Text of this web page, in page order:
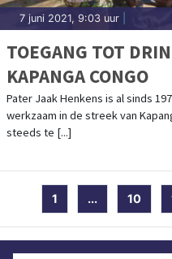
7 juni 2021, 9:03 uur
TOEGANG TOT
KAPANGA CONGO
Pater Jaak Henkens is al sinds
werkzaam in de streek van
steeds te [...]
1 ... 10